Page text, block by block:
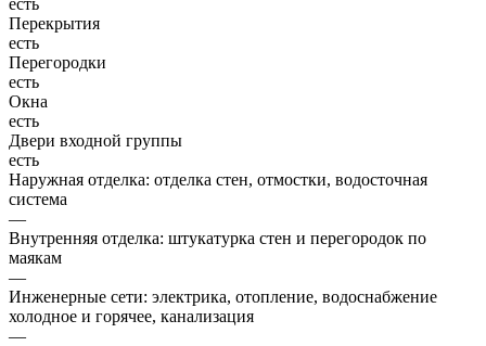
Перекрытия
есть
Перегородки
есть
Окна
есть
Двери входной группы
есть
Наружная отделка: отделка стен, отмостки, водосточная
система
—
Внутренняя отделка: штукатурка стен и перегородок по
маякам
—
Инженерные сети: электрика, отопление, водоснабжение
холодное и горячее, канализация
—